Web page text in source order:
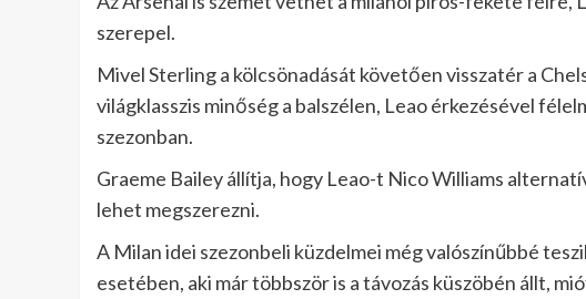
szerepel.
Mivel Sterling a kölcsönadását követően visszatér a
világklasszis minőség a balszélen, Leao érkezésével
szezonban.
Graeme Bailey állítja, hogy Leao-t Nico Williams
lehet megszerezni.
A Milan idei szezonbeli küzdelmei még valószínűbbé
esetében, aki már többször is a távozás küszöbén állt,